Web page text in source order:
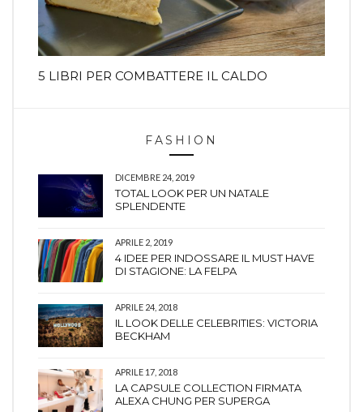
5 LIBRI PER COMBATTERE IL CALDO
FASHION
DICEMBRE 24, 2019
TOTAL LOOK PER UN NATALE
SPLENDENTE
APRILE 2, 2019
4 IDEE PER INDOSSARE IL MUST HAVE
DI STAGIONE: LA FELPA
APRILE 24, 2018
IL LOOK DELLE CELEBRITIES: VICTORIA
BECKHAM
APRILE 17, 2018
LA CAPSULE COLLECTION FIRMATA
ALEXA CHUNG PER SUPERGA